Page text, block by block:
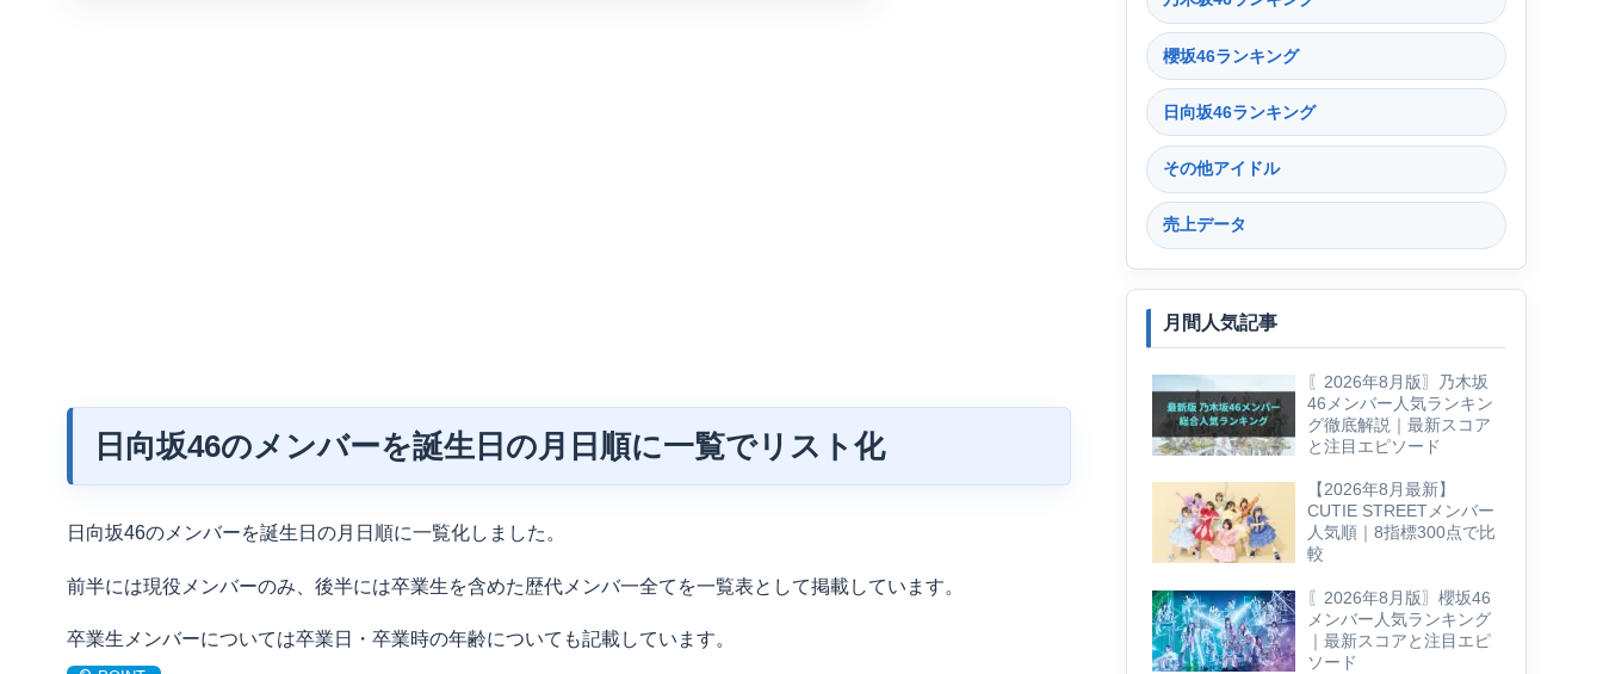
日向坂46のメンバーを誕生日の月日順に一覧でリスト化
日向坂46のメンバーを誕生日の月日順に一覧化しました。
前半には現役メンバーのみ、後半には卒業生を含めた歴代メンバ一全てを一覧表として掲載しています。
卒業生メンバーについては卒業日・卒業時の年齢についても記載しています。
櫻坂46ランキング
日向坂46ランキング
その他アイドル
売上データ
月間人気記事
〖2026年8月版〗乃木坂
46メンバー人気ランキン
グ徹底解説｜最新スコア
と注目エピソード
【2026年8月最新】
CUTIE STREETメンバー
人気順｜8指標300点で比
較
〖2026年8月版〗櫻坂46
メンバー人気ランキング
｜最新スコアと注目エピ
ソード